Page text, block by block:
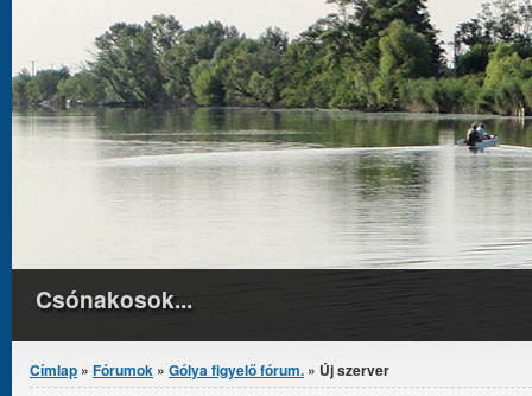
Csónakosok...
Jelenlegi hely
Címlap » Fórumok » Gólya figyelő fórum. » Új szerver